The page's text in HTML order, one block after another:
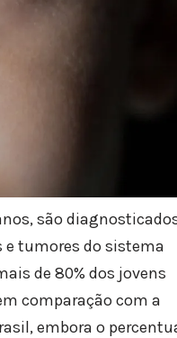
são
tumores do sistema
de 80% dos jovens
comparação com a
embora o